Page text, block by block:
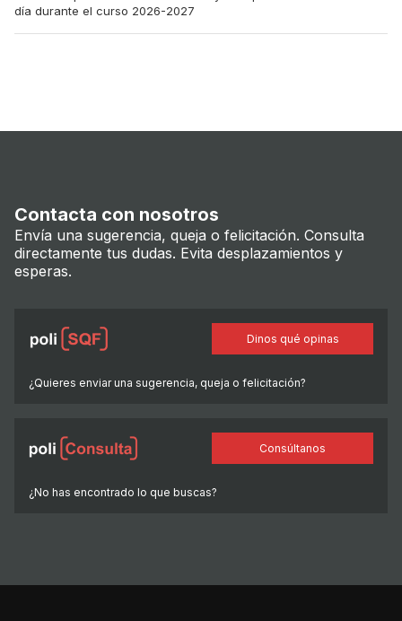
día durante el curso 2026-2027
Contacta con nosotros
Envía una sugerencia, queja o felicitación. Consulta
directamente tus dudas. Evita desplazamientos y
esperas.
¿Quieres enviar una sugerencia, queja o felicitación?
Dinos qué opinas
¿No has encontrado lo que buscas?
Consúltanos